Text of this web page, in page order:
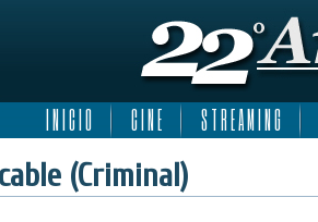
I N I C I O C I N E S T R E A M I N G
(Criminal)